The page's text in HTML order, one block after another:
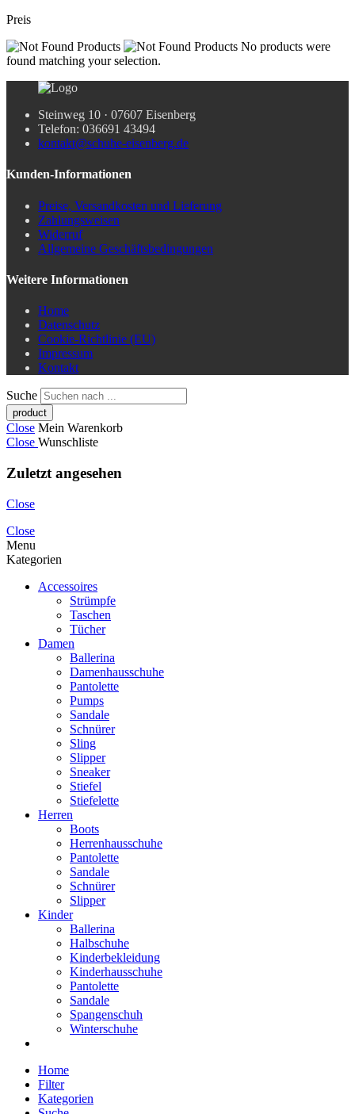
Preis
No products were
found matching your selection.
Steinweg 10 · 07607 Eisenberg
Telefon: 036691 43494
kontakt@schuhe-eisenberg.de
Kunden-Informationen
Preise, Versandkosten und Lieferung
Zahlungsweisen
Widerruf
Allgemeine Geschäftsbedingungen
Weitere Informationen
Home
Datenschutz
Cookie-Richtlinie (EU)
Impressum
Kontakt
Suche
Close Mein Warenkorb
Close Wunschliste
Zuletzt angesehen
Close
Close
Menu
Kategorien
Accessoires
Strümpfe
Taschen
Tücher
Damen
Ballerina
Damenhausschuhe
Pantolette
Pumps
Sandale
Schnürer
Sling
Slipper
Sneaker
Stiefel
Stiefelette
Herren
Boots
Herrenhausschuhe
Pantolette
Sandale
Schnürer
Slipper
Kinder
Ballerina
Halbschuhe
Kinderbekleidung
Kinderhausschuhe
Pantolette
Sandale
Spangenschuh
Winterschuhe
Home
Filter
Kategorien